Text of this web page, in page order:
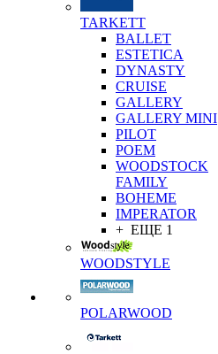
TARKETT
BALLET
ESTETICA
DYNASTY
CRUISE
GALLERY
GALLERY MINI
PILOT
POEM
WOODSTOCK
FAMILY
BOHEME
IMPERATOR
+ ЕЩЕ 1
WOODSTYLE
POLARWOOD